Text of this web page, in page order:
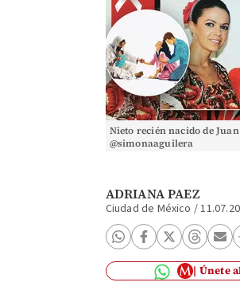
Nieto recién nacido de
@simonaaguilera
ADRIANA PAEZ
Ciudad de México /
Únete